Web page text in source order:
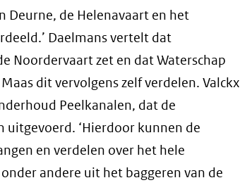
Deurne, de Helenavaart en het
Daelmans vertelt dat
Noordervaart zet en dat Waterschap
dit vervolgens zelf verdelen. Valckx
Peelkanalen, dat de
uitgevoerd. ‘Hierdoor kunnen de
en verdelen over het hele
andere uit het baggeren van de